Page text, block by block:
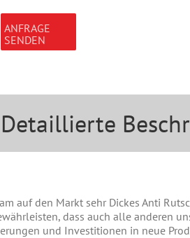
ANFRAGE
SENDEN
Detaillierte
auf den Markt sehr Dickes Anti
dass auch alle anderen
und Investitionen in neue